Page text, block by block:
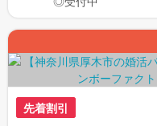
先着割引